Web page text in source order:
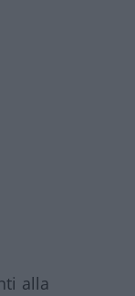
alla